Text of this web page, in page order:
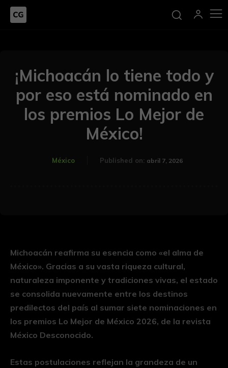
¡Michoacán lo tiene todo y
por eso está nominado en
los premios Lo Mejor de
México!
México Published on: abril 7, 2026
Michoacán reafirma su esencia como «el alma de
México». Gracias a su vasta riqueza cultural,
naturaleza imponente y tradiciones vivas, el estado
se consolida nuevamente entre los destinos
predilectos del país al sumar siete nominaciones en
los premios Lo Mejor de México 2026, de la revista
México Desconocido.
Estas postulaciones reflejan la grandeza de un